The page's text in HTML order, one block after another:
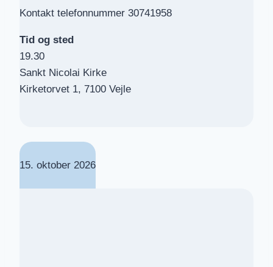
Kontakt telefonnummer 30741958
Tid og sted
19.30
Sankt Nicolai Kirke
Kirketorvet 1, 7100 Vejle
15. oktober 2026